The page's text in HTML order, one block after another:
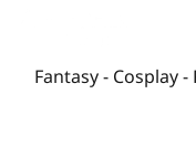
Fantasy - Cosplay -